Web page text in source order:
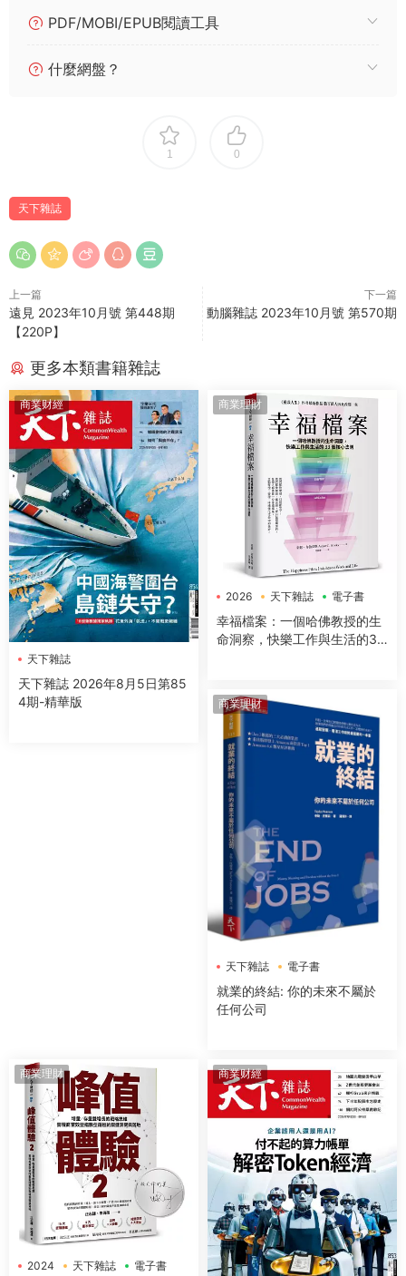
PDF/MOBI/EPUB閱讀工具
什麼網盤？
1 0
天下雜誌
上一篇
遠見 2023年10月號 第448期
【220P】
下一篇
動腦雜誌 2023年10月號 第570期
更多本類書籍雜誌
商業财經
天下雜誌
天下雜誌 2026年8月5日第85
4期-精華版
商業理財
2026 天下雜誌 電子書
幸福檔案：一個哈佛教授的生
命洞察，快樂工作與生活的33
商業理財
天下雜誌 電子書
就業的終結: 你的未來不屬於
任何公司
商業理財
2024 天下雜誌 電子書
商業财經